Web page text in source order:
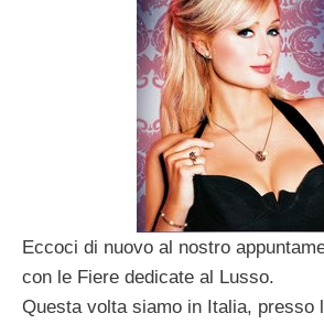
Eccoci di nuovo al nostro
con le Fiere dedicate al Lusso.
Questa volta siamo in Italia, presso